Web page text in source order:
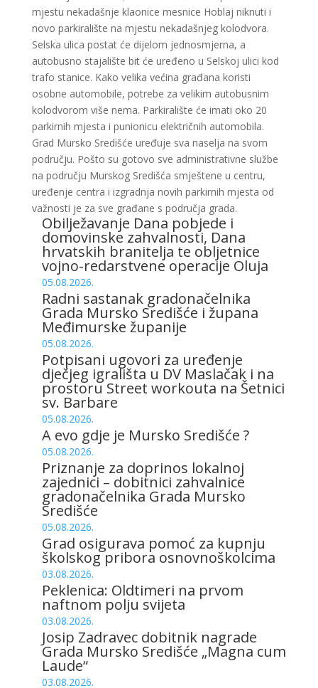
mjestu nekadašnje klaonice mesnice Hoblaj niknuti i
novo parkiralište na mjestu nekadašnjeg kolodvora.
Selska ulica postat će dijelom jednosmjerna, a
autobusno stajalište bit će uređeno u Selskoj ulici kod
trafo stanice. Kako velika većina građana koristi
osobne automobile, potrebe za velikim autobusnim
kolodvorom više nema. Parkiralište će imati oko 20
parkirnih mjesta i punionicu električnih automobila.
Grad Mursko Središće uređuje sva naselja na svom
području. Pošto su gotovo sve administrativne službe
na području Murskog Središća smještene u centru,
uređenje centra i izgradnja novih parkirnih mjesta od
važnosti je za sve građane s područja grada.
Obilježavanje Dana pobjede i
domovinske zahvalnosti, Dana
hrvatskih branitelja te obljetnice
vojno-redarstvene operacije Oluja
05.08.2026.
Radni sastanak gradonačelnika
Grada Mursko Središće i župana
Međimurske županije
05.08.2026.
Potpisani ugovori za uređenje
dječjeg igrališta u DV Maslačak i na
prostoru Street workouta na Šetnici
sv. Barbare
05.08.2026.
A evo gdje je Mursko Središće ?
05.08.2026.
Priznanje za doprinos lokalnoj
zajednici – dobitnici zahvalnice
gradonačelnika Grada Mursko
Središće
05.08.2026.
Grad osigurava pomoć za kupnju
školskog pribora osnovnoškolcima
03.08.2026.
Peklenica: Oldtimeri na prvom
naftnom polju svijeta
03.08.2026.
Josip Zadravec dobitnik nagrade
Grada Mursko Središće „Magna cum
Laude“
03.08.2026.